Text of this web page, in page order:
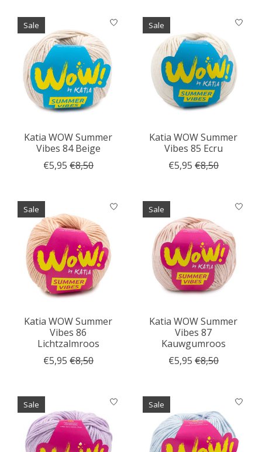
Sale
Katia WOW Summer
Vibes 84 Beige
€5,95 €8,50
Sale
Katia WOW Summer
Vibes 85 Ecru
€5,95 €8,50
Sale
Katia WOW Summer
Vibes 86
Lichtzalmroos
€5,95 €8,50
Sale
Katia WOW Summer
Vibes 87
Kauwgumroos
€5,95 €8,50
Sale Sale